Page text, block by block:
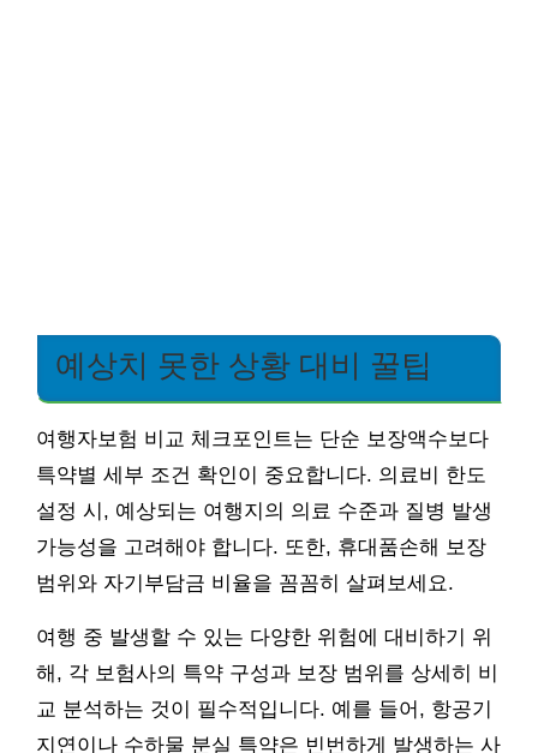
예상치 못한 상황 대비 꿀팁
여행자보험 비교 체크포인트는 단순 보장액수보다
특약별 세부 조건 확인이 중요합니다. 의료비 한도
설정 시, 예상되는 여행지의 의료 수준과 질병 발생
가능성을 고려해야 합니다. 또한, 휴대품손해 보장
범위와 자기부담금 비율을 꼼꼼히 살펴보세요.
여행 중 발생할 수 있는 다양한 위험에 대비하기 위
해, 각 보험사의 특약 구성과 보장 범위를 상세히 비
교 분석하는 것이 필수적입니다. 예를 들어, 항공기
지연이나 수하물 분실 특약은 빈번하게 발생하는 사